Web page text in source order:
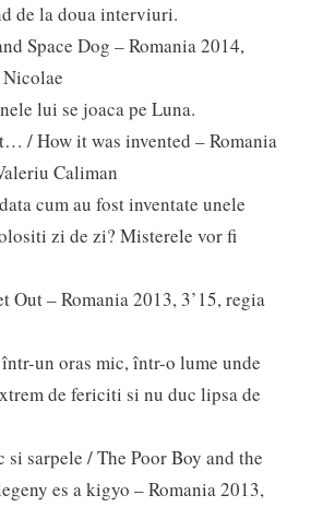
de la doua interviuri.
Space Dog – Romania 2014,
lui se joaca pe Luna.
/ How it was invented – Romania
Caliman
cum au fost inventate unele
zi de zi? Misterele vor fi
Out – Romania 2013, 3’15, regia
un oras mic, într-o lume unde
de fericiti si nu duc lipsa de
sarpele / The Poor Boy and the
es a kigyo – Romania 2013,